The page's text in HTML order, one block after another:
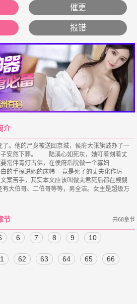
催更
报错
介
安然下葬。　　陆溪心如死灰，她盯着刻着丈
常伴青灯古佛，在侯府后院做一个寡妇
的手探进她的床帏——竟是死了的丈夫化作厉
案苦手，其实本文应该叫做夫君死后都在觊觎
大伯哥、二伯哥等等，男全洁。女主是超级万
节 共68章节
6 7 8 9 10
62 63 64 65 66